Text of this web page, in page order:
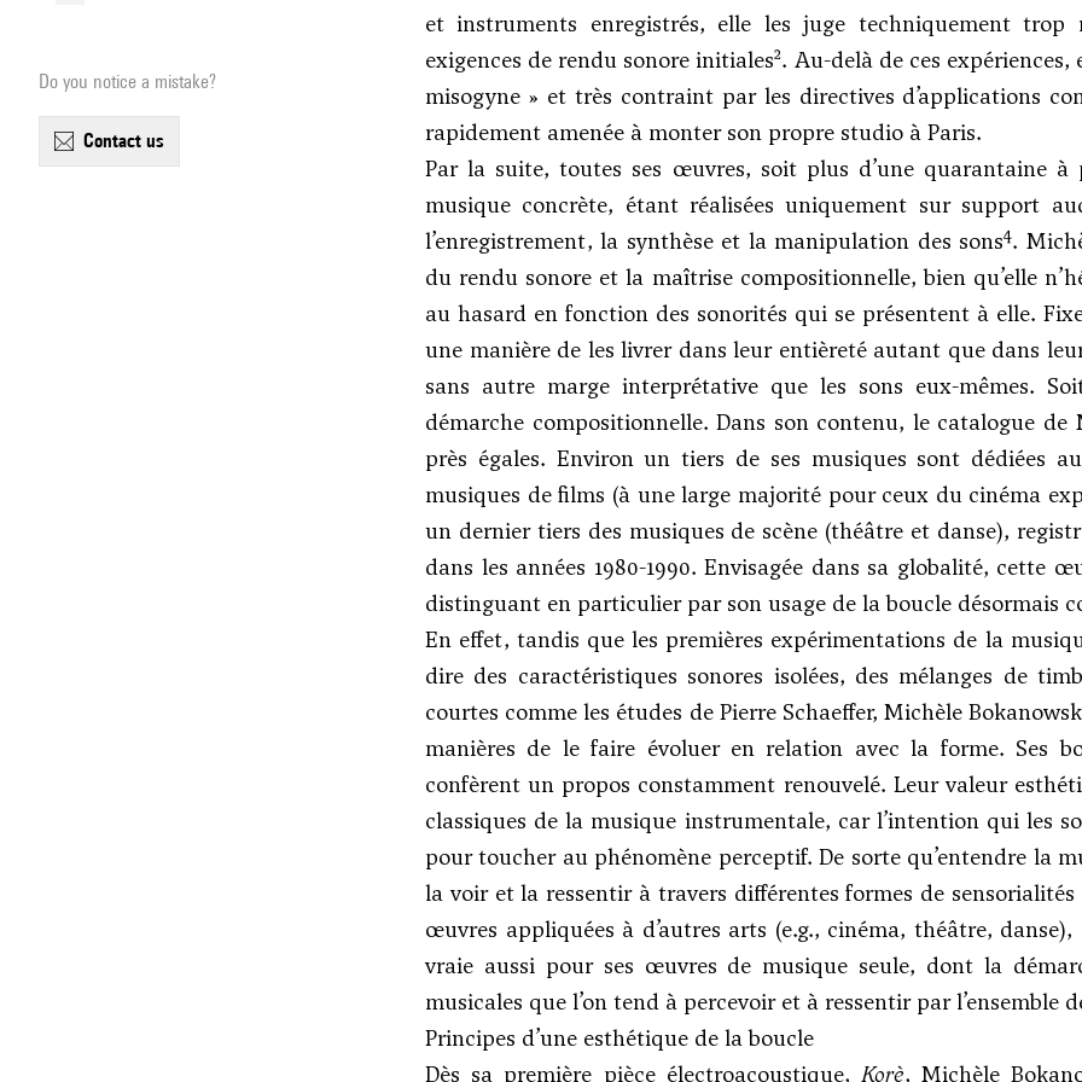
Do you notice a mistake?
contact us
et instruments enregistrés, elle les juge techniquement
exigences de rendu sonore initiales2. Au-delà de ces
misogyne » et très contraint par les directives d’applications
rapidement amenée à monter son propre studio à Paris.
Par la suite, toutes ses œuvres, soit plus d’une quarantaine
musique concrète, étant réalisées uniquement sur support
l’enregistrement, la synthèse et la manipulation des sons4.
du rendu sonore et la maîtrise compositionnelle, bien qu’elle
au hasard en fonction des sonorités qui se présentent à elle.
une manière de les livrer dans leur entièreté autant que dans
sans autre marge interprétative que les sons eux-mêmes.
démarche compositionnelle. Dans son contenu, le catalogue
près égales. Environ un tiers de ses musiques sont dédiées
musiques de films (à une large majorité pour ceux du cinéma
un dernier tiers des musiques de scène (théâtre et danse),
dans les années 1980-1990. Envisagée dans sa globalité, cette
distinguant en particulier par son usage de la boucle désormais
En effet, tandis que les premières expérimentations de la
dire des caractéristiques sonores isolées, des mélanges de
courtes comme les études de Pierre Schaeffer, Michèle
manières de le faire évoluer en relation avec la forme. Ses
confèrent un propos constamment renouvelé. Leur valeur
classiques de la musique instrumentale, car l’intention qui les
pour toucher au phénomène perceptif. De sorte qu’entendre la
la voir et la ressentir à travers différentes formes de
œuvres appliquées à d’autres arts (e.g., cinéma, théâtre,
vraie aussi pour ses œuvres de musique seule, dont la
musicales que l’on tend à percevoir et à ressentir par l’ensemble
Principes d’une esthétique de la boucle
Dès sa première pièce électroacoustique, Korè, Michèle